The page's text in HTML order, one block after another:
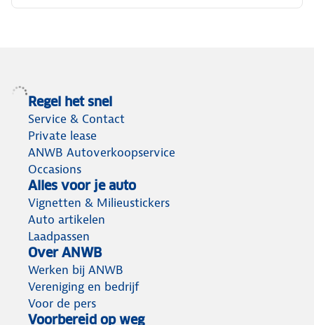
Regel het snel
Service & Contact
Private lease
ANWB Autoverkoopservice
Occasions
Alles voor je auto
Vignetten & Milieustickers
Auto artikelen
Laadpassen
Over ANWB
Werken bij ANWB
Vereniging en bedrijf
Voor de pers
Voorbereid op weg